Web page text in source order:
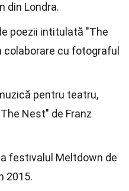
din Londra.
poezii intitulată "The
colaborare cu fotograful
pentru teatru,
Nest" de Franz
festivalul Meltdown de
2015.